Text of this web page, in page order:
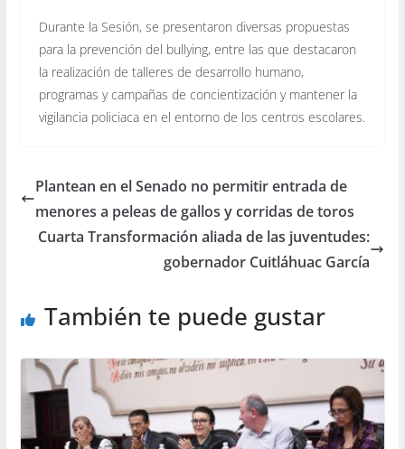
Durante la Sesión, se presentaron diversas propuestas
para la prevención del bullying, entre las que destacaron
la realización de talleres de desarrollo humano,
programas y campañas de concientización y mantener la
vigilancia policiaca en el entorno de los centros escolares.
Plantean en el Senado no permitir entrada de
menores a peleas de gallos y corridas de toros
Cuarta Transformación aliada de las juventudes:
gobernador Cuitláhuac García
También te puede gustar